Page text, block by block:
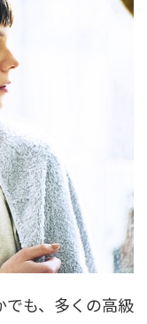
でも、多くの高級